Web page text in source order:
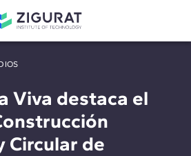
Viva destaca el
Circular de